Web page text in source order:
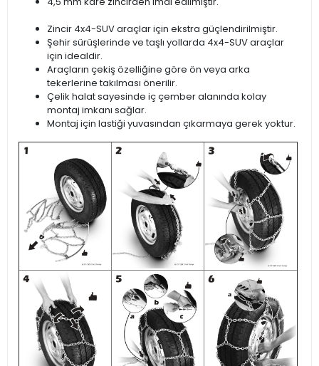
Zincir 4x4-SUV araçlar için ekstra güçlendirilmiştir.
Şehir sürüşlerinde ve taşlı yollarda 4x4-SUV araçlar
için idealdir.
Araçların çekiş özelliğine göre ön veya arka
tekerlerine takılması önerilir.
Çelik halat sayesinde iç çember alanında kolay
montaj imkanı sağlar.
Montaj için lastiği yuvasından çıkarmaya gerek yoktur.